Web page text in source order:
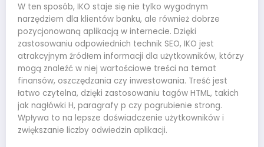
W ten sposób, IKO staje się nie tylko wygodnym
narzędziem dla klientów banku, ale również dobrze
pozycjonowaną aplikacją w internecie. Dzięki
zastosowaniu odpowiednich technik SEO, IKO jest
atrakcyjnym źródłem informacji dla użytkowników, którzy
mogą znaleźć w niej wartościowe treści na temat
finansów, oszczędzania czy inwestowania. Treść jest
łatwo czytelna, dzięki zastosowaniu tagów HTML, takich
jak nagłówki H, paragrafy p czy pogrubienie strong.
Wpływa to na lepsze doświadczenie użytkowników i
zwiększanie liczby odwiedzin aplikacji.